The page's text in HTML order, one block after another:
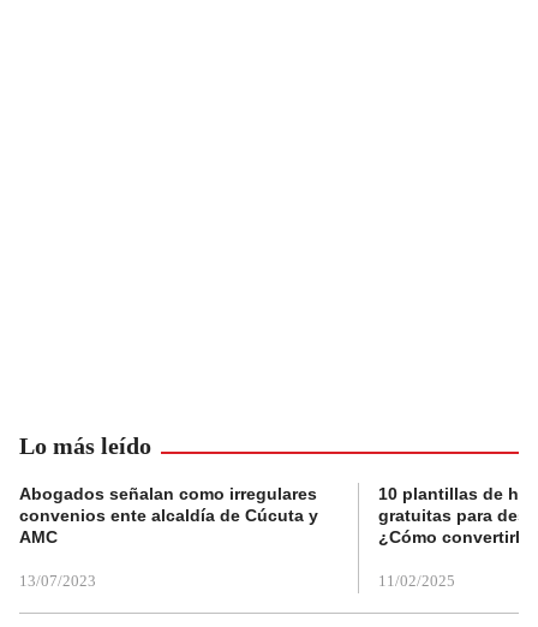
Lo más leído
Abogados señalan como irregulares
convenios ente alcaldía de Cúcuta y
AMC
13/07/2023
10 plantillas de
gratuitas para
¿Cómo convertirla
11/02/2025